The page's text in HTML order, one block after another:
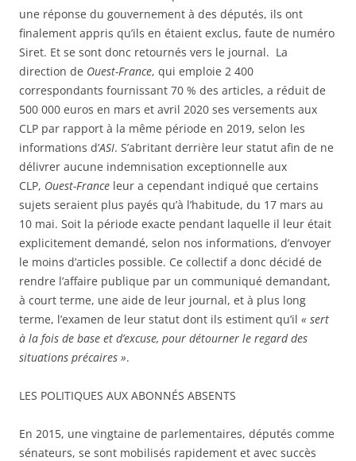
une réponse du gouvernement à des députés, ils ont
finalement appris qu’ils en étaient exclus, faute de numéro
Siret. Et se sont donc retournés vers le journal. La
direction de Ouest-France, qui emploie 2 400
correspondants fournissant 70 % des articles, a réduit de
500 000 euros en mars et avril 2020 ses versements aux
CLP par rapport à la même période en 2019, selon les
informations d’ASI. S’abritant derrière leur statut afin de ne
délivrer aucune indemnisation exceptionnelle aux
CLP, Ouest-France leur a cependant indiqué que certains
sujets seraient plus payés qu’à l’habitude, du 17 mars au
10 mai. Soit la période exacte pendant laquelle il leur était
explicitement demandé, selon nos informations, d’envoyer
le moins d’articles possible. Ce collectif a donc décidé de
rendre l’affaire publique par un communiqué demandant,
à court terme, une aide de leur journal, et à plus long
terme, l’examen de leur statut dont ils estiment qu’il « sert
à la fois de base et d’excuse, pour détourner le regard des
situations précaires ».
LES POLITIQUES AUX ABONNÉS ABSENTS
En 2015, une vingtaine de parlementaires, députés comme
sénateurs, se sont mobilisés rapidement et avec succès